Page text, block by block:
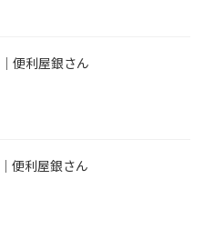
便利屋銀さん
便利屋銀さん